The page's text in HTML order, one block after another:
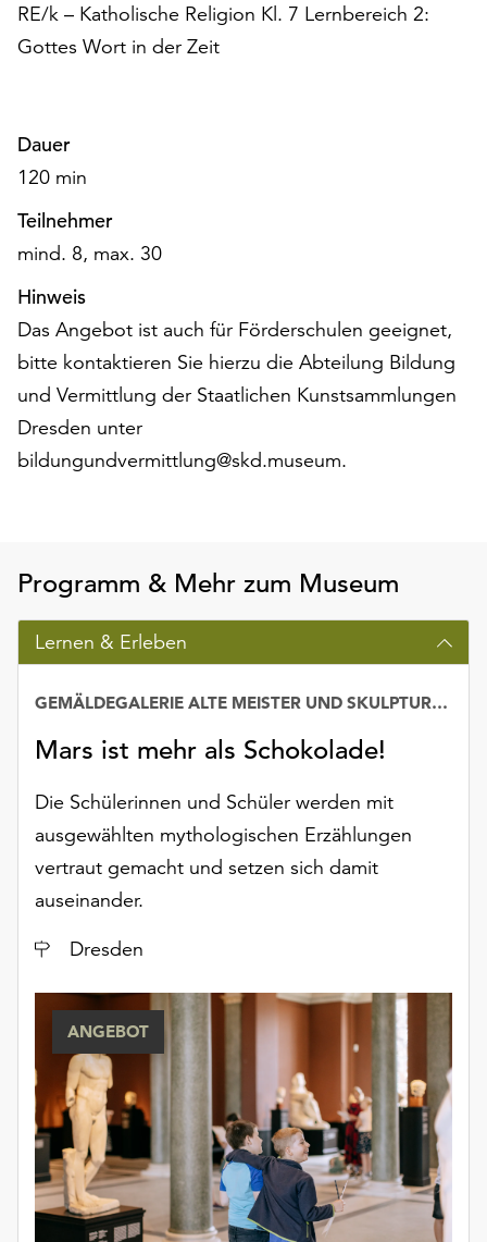
RE/k – Katholische Religion Kl. 7 Lernbereich 2:
Gottes Wort in der Zeit
Dauer
120 min
Teilnehmer
mind. 8, max. 30
Hinweis
Das Angebot ist auch für Förderschulen geeignet,
bitte kontaktieren Sie hierzu die Abteilung Bildung
und Vermittlung der Staatlichen Kunstsammlungen
Dresden unter
bildungundvermittlung@skd.museum.
Programm & Mehr zum Museum
Lernen & Erleben
Mars ist mehr als Schokolade!
GEMÄLDEGALERIE ALTE MEISTER UND SKULPTURENSAMMLUNG BIS 1800
Die Schülerinnen und Schüler werden mit
ausgewählten mythologischen Erzählungen
vertraut gemacht und setzen sich damit
auseinander.
Ort
Dresden
ANGEBOT